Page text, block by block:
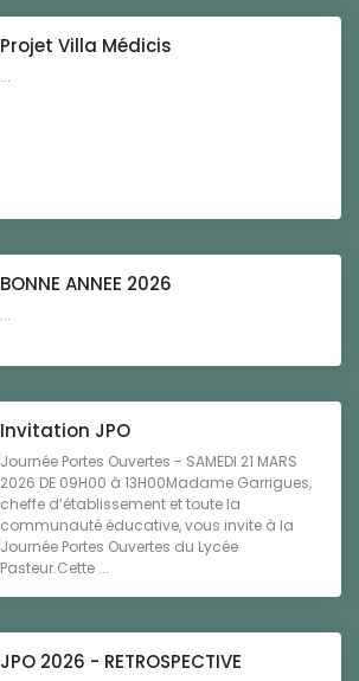
Projet Villa Médicis
...
BONNE ANNEE 2026
...
Invitation JPO
Journée Portes Ouvertes - SAMEDI 21 MARS
2026 DE 09H00 à 13H00Madame Garrigues,
cheffe d’établissement et toute la
communauté éducative, vous invite à la
Journée Portes Ouvertes du Lycée
Pasteur.Cette ...
JPO 2026 - RETROSPECTIVE